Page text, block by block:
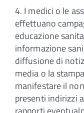
4. I medici o le
effettuano
educazione
informazione
diffusione di
media o la
manifestare il
presenti indirizzi